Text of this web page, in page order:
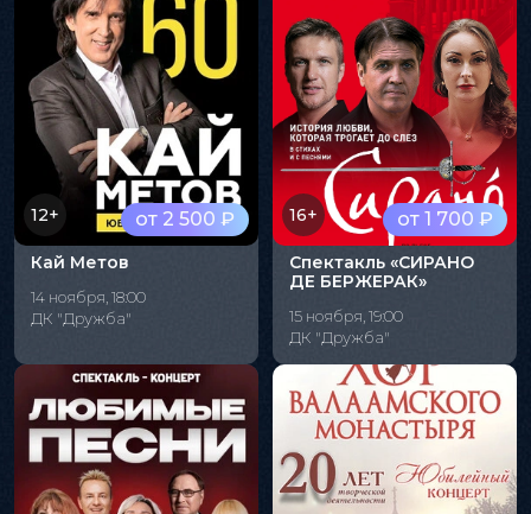
от 2 500 ₽
12+
Кай Метов
14 ноября, 18:00
ДК "Дружба"
от 1 700 ₽
16+
Спектакль «СИРАНО
ДЕ БЕРЖЕРАК»
15 ноября, 19:00
ДК "Дружба"